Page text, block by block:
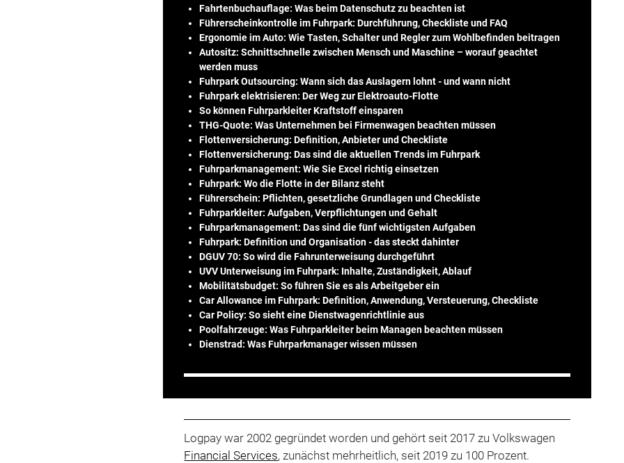
Fahrtenbuchauflage: Was beim Datenschutz zu beachten ist
Führerscheinkontrolle im Fuhrpark: Durchführung, Checkliste und FAQ
Ergonomie im Auto: Wie Tasten, Schalter und Regler zum Wohlbefinden beitragen
Autositz: Schnittschnelle zwischen Mensch und Maschine – worauf geachtet
werden muss
Fuhrpark Outsourcing: Wann sich das Auslagern lohnt - und wann nicht
Fuhrpark elektrisieren: Der Weg zur Elektroauto-Flotte
So können Fuhrparkleiter Kraftstoff einsparen
THG-Quote: Was Unternehmen bei Firmenwagen beachten müssen
Flottenversicherung: Definition, Anbieter und Checkliste
Flottenversicherung: Das sind die aktuellen Trends im Fuhrpark
Fuhrparkmanagement: Wie Sie Excel richtig einsetzen
Fuhrpark: Wo die Flotte in der Bilanz steht
Führerschein: Pflichten, gesetzliche Grundlagen und Checkliste
Fuhrparkleiter: Aufgaben, Verpflichtungen und Gehalt
Fuhrparkmanagement: Das sind die fünf wichtigsten Aufgaben
Fuhrpark: Definition und Organisation - das steckt dahinter
DGUV 70: So wird die Fahrunterweisung durchgeführt
UVV Unterweisung im Fuhrpark: Inhalte, Zuständigkeit, Ablauf
Mobilitätsbudget: So führen Sie es als Arbeitgeber ein
Car Allowance im Fuhrpark: Definition, Anwendung, Versteuerung, Checkliste
Car Policy: So sieht eine Dienstwagenrichtlinie aus
Poolfahrzeuge: Was Fuhrparkleiter beim Managen beachten müssen
Dienstrad: Was Fuhrparkmanager wissen müssen
Logpay war 2002 gegründet worden und gehört seit 2017 zu Volkswagen
Financial Services, zunächst mehrheitlich, seit 2019 zu 100 Prozent.